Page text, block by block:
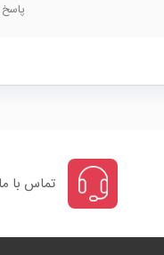
پاسخ
تماس با ما